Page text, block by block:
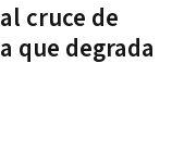
cruce de
que degrada